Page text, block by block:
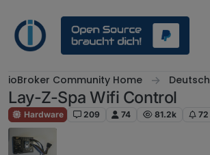
ioBroker Community Home Deutsch
Lay-Z-Spa Wifi Control
Hardware 209 74 81.2k 72